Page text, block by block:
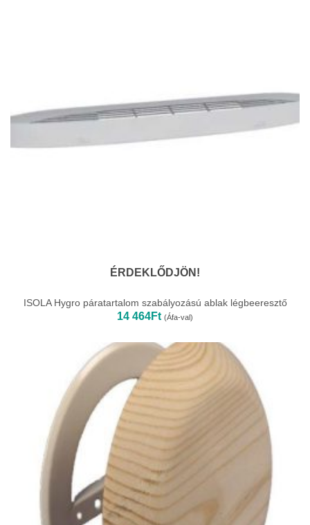
ÉRDEKLŐDJÖN!
ISOLA Hygro páratartalom szabályozású ablak légbeeresztő
14 464Ft (Áfa-val)